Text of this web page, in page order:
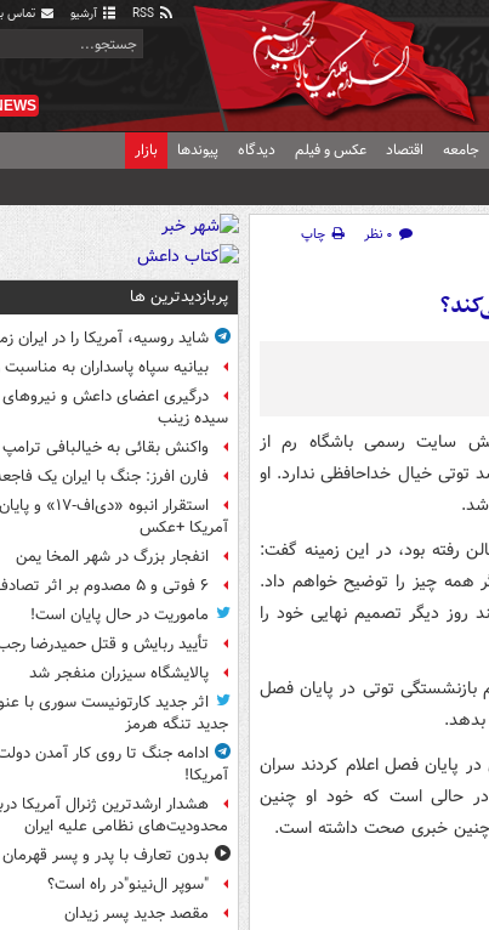
آرشیو تماس
جامعه اقتصاد عکس و فیلم دیدگاه پیوندها بازار
۰ نظر
چاپ
سایت رسمی باشگاه رم از
توتی خیال خداحافظی ندارد. او
رفته بود، در این زمینه گفت‌:
چیز روشن خواهد شد. بعد از ۲۳ روز دیگر همه چیز را توضیح خواهم داد.
دیگر تصمیم نهایی خود را
بازنشستگی توتی در پایان فصل
بدهد.
در پایان فصل اعلام کردند سران
در حالی است که خود او چنین
چنین خبری صحت داشته است.
پربازدیدترین ها
شاید روسیه، آمریکا را در ایران
بیانیه سپاه پاسداران به مناسبت
درگیری اعضای داعش و نیروهای
سیده زینب
واکنش بقائی به خیالبافی ترامپ
فارن افرز: جنگ با ایران یک
استقرار انبوه
آمریکا +عکس
انفجار بزرگ در شهر المخا یمن
۶ فوتی و ۵ مصدوم بر اثر تصادف زنجیره‌ای
ماموریت در حال پایان است!
تأیید ربایش و قتل حمیدرضا
پالایشگاه سیزران منفجر شد
اثر جدید کارتونیست سوری با
جدید تنگه هرمز
ادامه جنگ تا روی کار آمدن
آمریکا!
هشدار ارشدترین ژنرال آمریکا
محدودیت‌های نظامی علیه ایران
بدون تعارف با پدر و پسر قهرمان
"سوپر ال‌نینو"در راه است؟
مقصد جدید پسر زیدان